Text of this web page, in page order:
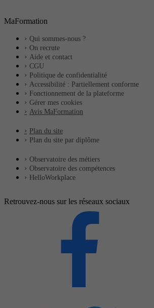
MaFormation
Qui sommes-nous ?
On recrute
Aide et contact
CGU
Politique de confidentialité
Accessibilité : Partiellement conforme
Fonctionnement de la plateforme
Gérer mes cookies
Avis MaFormation
Plan du site
Plan du site par diplôme
Observatoire des métiers
Observatoire des compétences
HelloWorkplace
Retrouvez-nous sur les réseaux sociaux